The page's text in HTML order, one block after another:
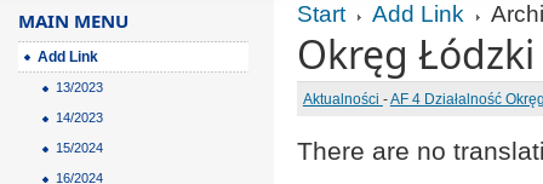
Start Add Link
Okręg Łódzki
Aktualności -AF 4 Działalność
There are no
MAIN MENU
Add Link
13/2023
14/2023
15/2024
16/2024